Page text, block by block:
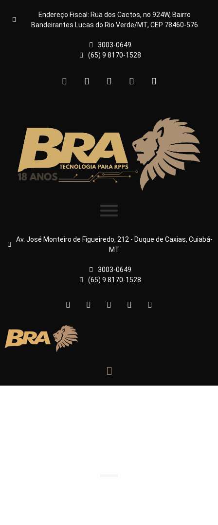
Endereço Fiscal: Rua dos Cactos, no 924W, Bairro
Bandeirantes Lucas do Rio Verde/MT, CEP 78460-576
3003-0649
(65) 9 8170-1528
Av. José Monteiro de Figueiredo, 212 - Duque de Caxias, Cuiabá-
MT
3003-0649
(65) 9 8170-1528